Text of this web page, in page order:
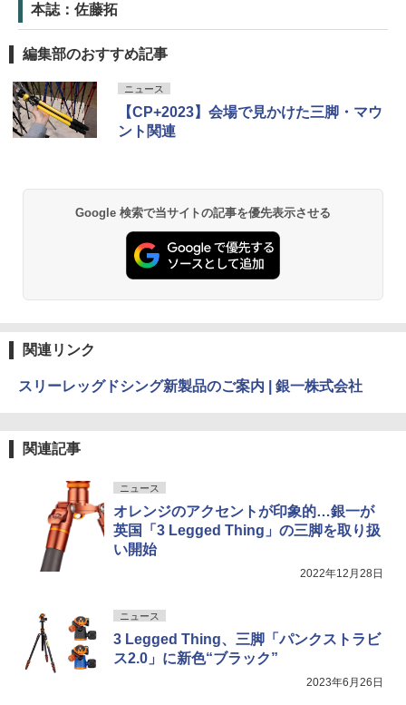
本誌：佐藤拓
編集部のおすすめ記事
ニュース
【CP+2023】会場で見かけた三脚・マウ
ント関連
Google 検索で当サイトの記事を優先表示させる
関連リンク
スリーレッグドシング新製品のご案内 | 銀一株式会社
関連記事
ニュース
オレンジのアクセントが印象的…銀一が
英国「3 Legged Thing」の三脚を取り扱
い開始
2022年12月28日
ニュース
3 Legged Thing、三脚「パンクストラビ
ス2.0」に新色“ブラック”
2023年6月26日